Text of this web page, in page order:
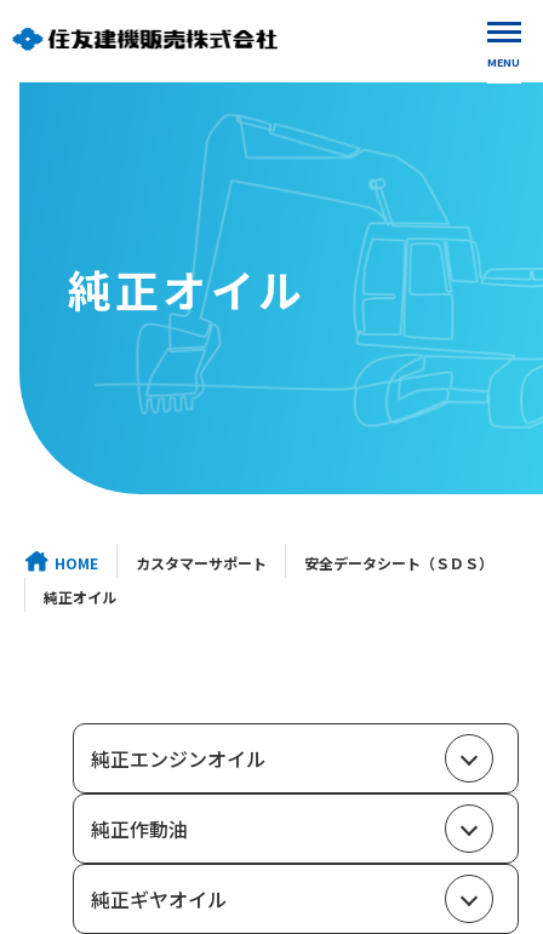
MENU
純正オイル
HOME カスタマーサポート
安全データシート（ＳＤＳ）
純正オイル
純正エンジンオイル
純正作動油
純正ギヤオイル